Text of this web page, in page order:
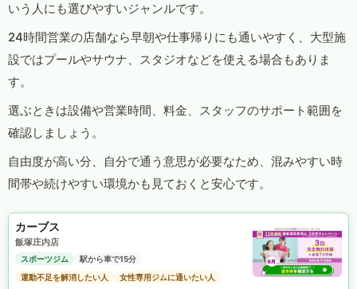
いう人にも選びやすいジャンルです。
24時間営業の店舗なら早朝や仕事帰りにも通いやすく、大型施
設ではプールやサウナ、スタジオなどを使える場合もありま
す。
選ぶときは設備や営業時間、料金、スタッフのサポート範囲を
確認しましょう。
自由度が高い分、自分で通う意思が必要なため、混みやすい時
間帯や続けやすい環境かも見ておくと安心です。
カーブス
飯塚庄内店
スポーツジム
駅から車で15分
運動不足を解消したい人
女性専用ジムに通いたい人